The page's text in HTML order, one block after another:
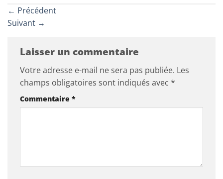
← Précédent
Suivant →
Laisser un commentaire
Votre adresse e-mail ne sera pas publiée. Les
champs obligatoires sont indiqués avec *
Commentaire *